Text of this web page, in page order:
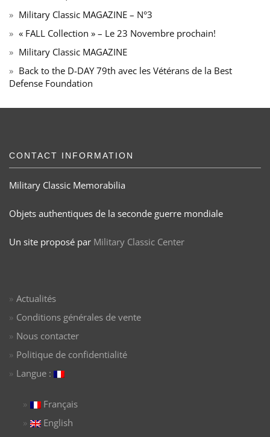
Military Classic MAGAZINE – N°3
« FALL Collection » – Le 23 Novembre prochain!
Military Classic MAGAZINE
Back to the D-DAY 79th avec les Vétérans de la Best
Defense Foundation
CONTACT INFORMATION
Military Classic Memorabilia
Objets authentiques de la seconde guerre mondiale
Un site proposé par Military Classic Center
Actualités
Conditions générales de vente
Nous contacter
Politique de confidentialité
Langue :
Français
English